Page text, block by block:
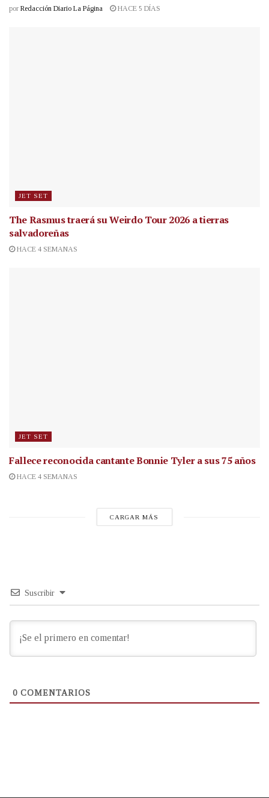
por Redacción Diario La Página HACE 5 DÍAS
JET SET
The Rasmus traerá su Weirdo Tour 2026 a tierras
salvadoreñas
HACE 4 SEMANAS
JET SET
Fallece reconocida cantanteBonnie Tyler a sus 75 años
HACE 4 SEMANAS
CARGAR MÁS
Suscribir
0 COMENTARIOS